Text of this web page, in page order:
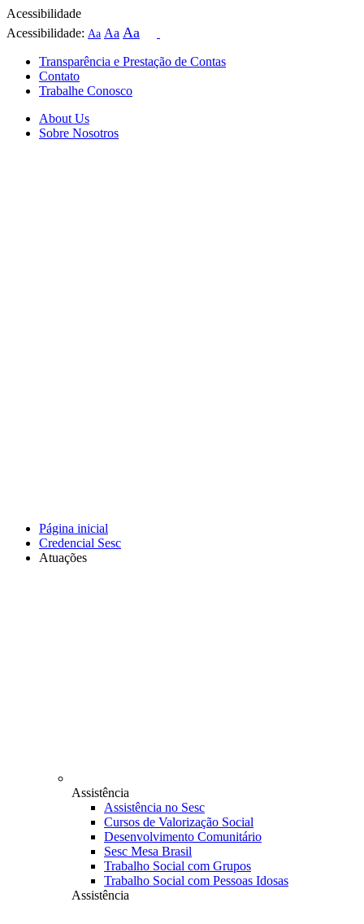
Acessibilidade
Acessibilidade: Aa Aa Aa
Transparência e Prestação de Contas
Contato
Trabalhe Conosco
About Us
Sobre Nosotros
Página inicial
Credencial Sesc
Atuações
Assistência
Assistência no Sesc
Cursos de Valorização Social
Desenvolvimento Comunitário
Sesc Mesa Brasil
Trabalho Social com Grupos
Trabalho Social com Pessoas Idosas
Assistência